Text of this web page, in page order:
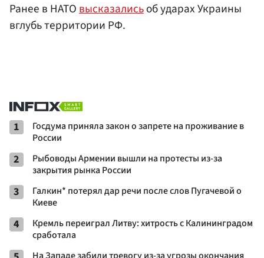
Ранее в НАТОвысказалисьоб ударах Украины
вглубь территории РФ.
1
Госдума приняла закон о запрете на проживание в
России
2
Рыбоводы Армении вышли на протесты из-за
закрытия рынка России
3
Галкин* потерял дар речи после слов Пугачевой о
Киеве
4
Кремль переиграл Литву: хитрость с Калининградом
сработала